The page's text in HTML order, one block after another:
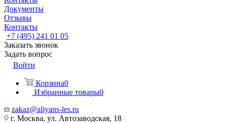
Документы
Отзывы
Контакты
+7 (495) 241 01 05
Заказать звонок
Задать вопрос
Войти
Корзина0
Избранные товары0
zakaz@aliyans-les.ru
г. Москва, ул. Автозаводская, 18